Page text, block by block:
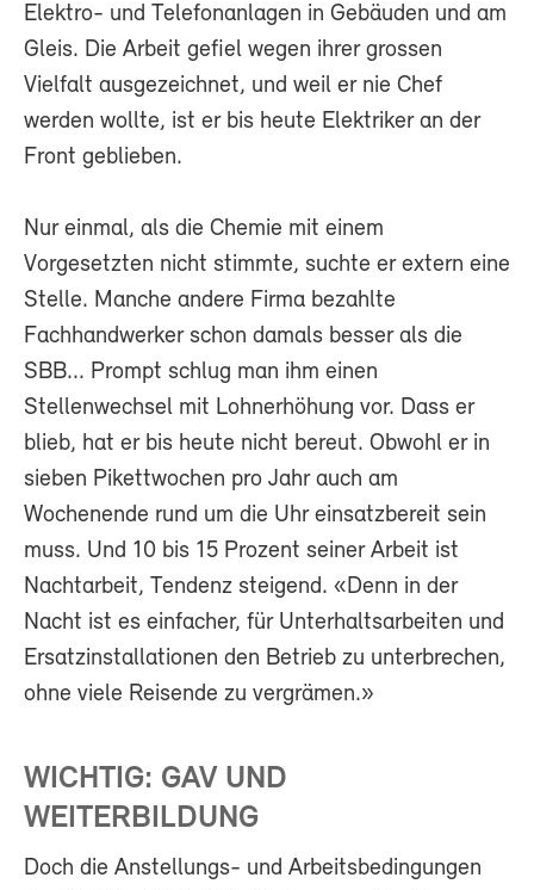
Elektro- und Telefonanlagen in Gebäuden und am
Gleis. Die Arbeit gefiel wegen ihrer grossen
Vielfalt ausgezeichnet, und weil er nie Chef
werden wollte, ist er bis heute Elektriker an der
Front geblieben.
Nur einmal, als die Chemie mit einem
Vorgesetzten nicht stimmte, suchte er extern eine
Stelle. Manche andere Firma bezahlte
Fachhandwerker schon damals besser als die
SBB... Prompt schlug man ihm einen
Stellenwechsel mit Lohnerhöhung vor. Dass er
blieb, hat er bis heute nicht bereut. Obwohl er in
sieben Pikettwochen pro Jahr auch am
Wochenende rund um die Uhr einsatzbereit sein
muss. Und 10 bis 15 Prozent seiner Arbeit ist
Nachtarbeit, Tendenz steigend. «Denn in der
Nacht ist es einfacher, für Unterhaltsarbeiten und
Ersatzinstallationen den Betrieb zu unterbrechen,
ohne viele Reisende zu vergrämen.»
WICHTIG: GAV UND
WEITERBILDUNG
Doch die Anstellungs- und Arbeitsbedingungen